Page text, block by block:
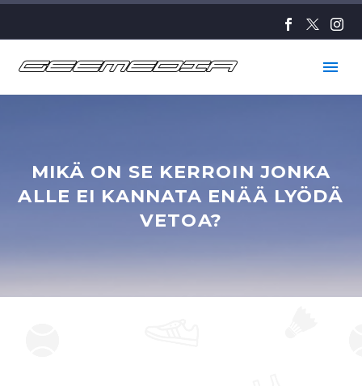
MIKÄ ON SE KERROIN JONKA
ALLE EI KANNATA ENÄÄ LYÖDÄ
VETOA?